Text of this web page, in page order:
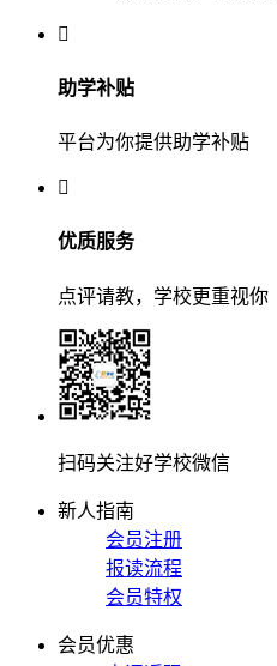

助学补贴
平台为你提供助学补贴

优质服务
点评请教，学校更重视你
扫码关注好学校微信
新人指南
会员注册
报读流程
会员特权
会员优惠